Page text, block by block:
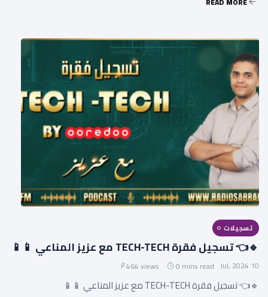
تسجيلات
🔹👈 تسجيل فقرة TECH-TECH مع عزيز المناعي 📱📱
10 Jul, 2024
0 mins read
464 views
🔹👈 تسجيل فقرة TECH-TECH مع عزيز المناعي 📱📱